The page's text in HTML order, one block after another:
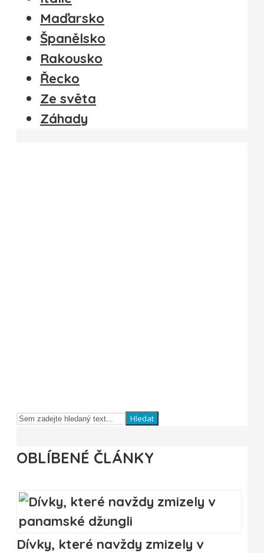
Maďarsko
Španělsko
Rakousko
Řecko
Ze světa
Záhady
Hledat
OBLÍBENÉ ČLÁNKY
Dívky, které navždy zmizely v